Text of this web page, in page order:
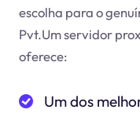
escolha para o
Pvt.Um servidor
oferece:
Um dos